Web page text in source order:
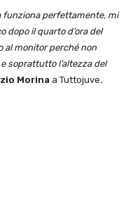
funziona perfettamente, mi
dopo il quarto d’ora del
al monitor perché non
soprattutto l’altezza del
Morina a Tuttojuve.